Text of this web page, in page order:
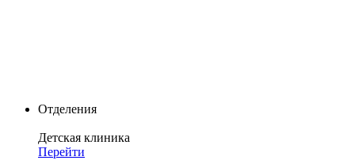
Отделения
Детская клиника
Перейти